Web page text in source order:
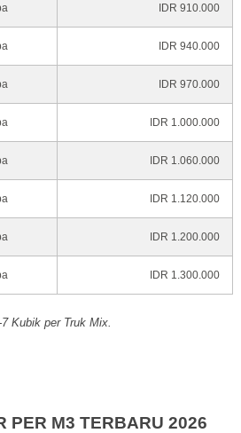
IDR 910.000
IDR 940.000
IDR 970.000
IDR 1.000.000
IDR 1.060.000
IDR 1.120.000
IDR 1.200.000
IDR 1.300.000
Kubik per Truk Mix.
PER M3 TERBARU 2026